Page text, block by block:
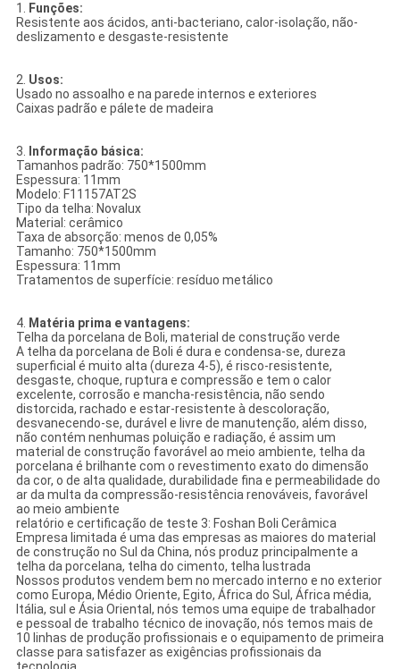
1. Funções:
Resistente aos ácidos, anti-bacteriano, calor-isolação, não-
deslizamento e desgaste-resistente
2. Usos:
Usado no assoalho e na parede internos e exteriores
Caixas padrão e pálete de madeira
3. Informação básica:
Tamanhos padrão: 750*1500mm
Espessura: 11mm
Modelo: F11157AT2S
Tipo da telha: Novalux
Material: cerâmico
Taxa de absorção: menos de 0,05%
Tamanho: 750*1500mm
Espessura: 11mm
Tratamentos de superfície: resíduo metálico
4. Matéria prima e vantagens:
Telha da porcelana de Boli, material de construção verde
A telha da porcelana de Boli é dura e condensa-se, dureza
superficial é muito alta (dureza 4-5), é risco-resistente,
desgaste, choque, ruptura e compressão e tem o calor
excelente, corrosão e mancha-resistência, não sendo
distorcida, rachado e estar-resistente à descoloração,
desvanecendo-se, durável e livre de manutenção, além disso,
não contém nenhumas poluição e radiação, é assim um
material de construção favorável ao meio ambiente, telha da
porcelana é brilhante com o revestimento exato do dimensão
da cor, o de alta qualidade, durabilidade fina e permeabilidade do
ar da multa da compressão-resistência renováveis, favorável
ao meio ambiente
relatório e certificação de teste 3: Foshan Boli Cerâmica
Empresa limitada é uma das empresas as maiores do material
de construção no Sul da China, nós produz principalmente a
telha da porcelana, telha do cimento, telha lustrada
Nossos produtos vendem bem no mercado interno e no exterior
como Europa, Médio Oriente, Egito, África do Sul, África média,
Itália, sul e Ásia Oriental, nós temos uma equipe de trabalhador
e pessoal de trabalho técnico de inovação, nós temos mais de
10 linhas de produção profissionais e o equipamento de primeira
classe para satisfazer as exigências profissionais da